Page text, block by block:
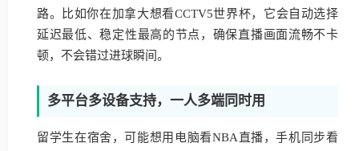
路。比如你在加拿大想看CCTV5世界杯，它会自动选择
延迟最低、稳定性最高的节点，确保直播画面流畅不卡
顿，不会错过进球瞬间。
多平台多设备支持，一人多端同时用
留学生在宿舍，可能想用电脑看NBA直播，手机同步看